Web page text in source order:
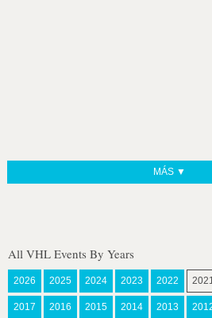
MÁS ▼
All VHL Events By Years
2026 2025 2024 2023 2022
2017 2016 2015 2014 2013